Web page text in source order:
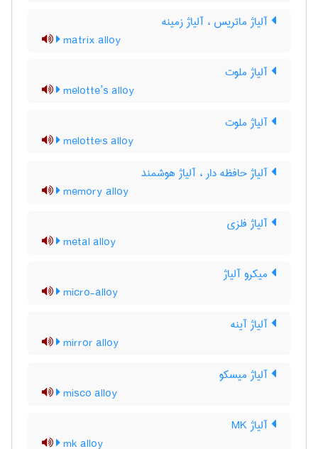
آلیاژ ماتریس ، آلیاژ زمینه
matrix alloy
آلیاژ ملوت
melotte’s alloy
آلیاژ ملوت
melotte's alloy
آلیاژ حافظه دار ، آلیاژ هوشمند
memory alloy
آلیاژ فلزی
metal alloy
میکرو آلیاژ
micro-alloy
آلیاژ آینه
mirror alloy
آلیاژ میسکو
misco alloy
آلیاژ MK
mk alloy